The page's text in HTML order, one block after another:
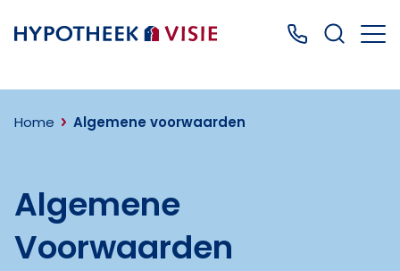
Terug naar home Bel ons: 0499
Home Algemene voorwaarden
Algemene
Voorwaarden